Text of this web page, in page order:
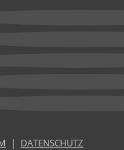
| DATENSCHUTZ